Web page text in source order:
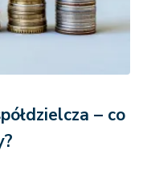
– co